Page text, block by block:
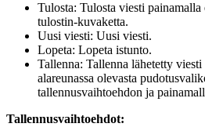
Tulosta: Tulosta viesti painamalla
tulostin-kuvaketta.
Uusi viesti: Uusi viesti.
Lopeta: Lopeta istunto.
Tallenna: Tallenna lähetetty
alareunassa olevasta
tallennusvaihtoehdon ja
Tallennusvaihtoehdot: